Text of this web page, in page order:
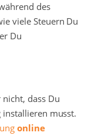
des
viele Steuern Du
Du
dass Du
musst.
online